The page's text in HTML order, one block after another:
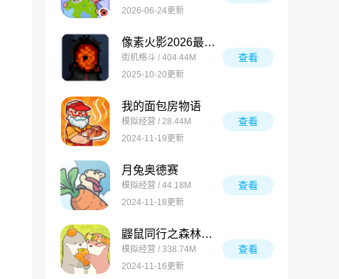
2026-06-24更新
像素火影2026最新版
街机格斗 / 404.44M
2025-10-20更新
查看
我的面包房物语
模拟经营 / 28.44M
2024-11-19更新
查看
月兔奥德赛
模拟经营 / 44.18M
2024-11-18更新
查看
鼹鼠同行之森林之家万圣节版
模拟经营 / 338.74M
2024-11-16更新
查看